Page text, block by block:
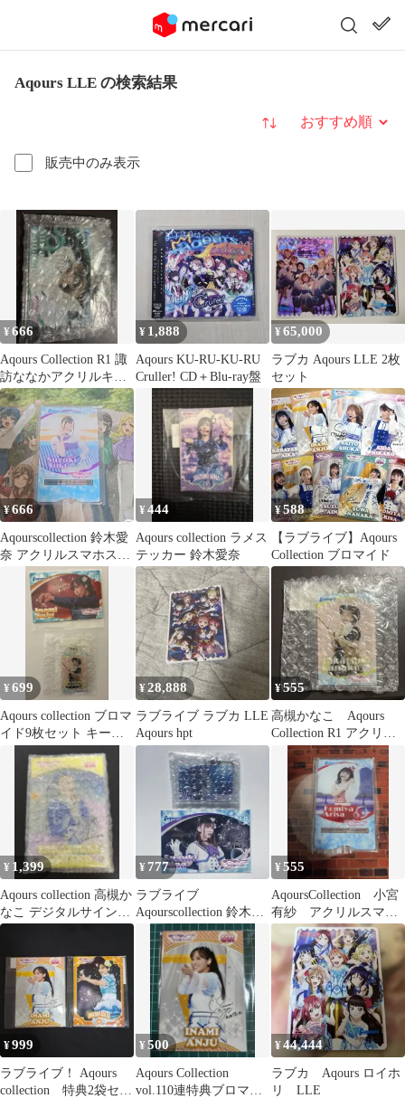
Aqours LLE の検索結果
販売中のみ表示
並び替え
¥666
Aqours Collection R1 諏
訪ななかアクリルキー
ホルダー
¥ 1,888
Aqours KU-RU-KU-RU
Cruller! CD＋Blu-ray盤
¥65,000
ラブカ Aqours LLE 2枚
セット
¥666
Aqourscollection 鈴木愛
奈 アクリルスマホスタ
¥444
Aqours collection ラメス
テッカー 鈴木愛奈
¥588
【ラブライブ】Aqours
Collection ブロマイド
¥699
Aqours collection ブロマ
イド9枚セット キーホ
¥28,888
ラブライブ ラブカ LLE
Aqours hpt
¥555
高槻かなこ Aqours
Collection R1 アクリル
キーホルダー
¥ 1,399
Aqours collection 高槻か
なこ デジタルサイン入
りアクリルパネル
¥ 777
ラブライブ
Aqourscollection 鈴木愛
奈 アクキー
¥555
AqoursCollection 小宮
有紗 アクリルスマホ
スタンド
¥999
ラブライブ！ Aqours
collection 特典2袋セッ
¥500
Aqours Collection
vol.110連特典ブロマイ
¥44,444
ラブカ Aqours ロイホ
リ LLE